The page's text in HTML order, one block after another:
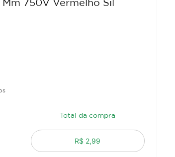
750V Vermelho Sil
Total da compra
R$ 2,99